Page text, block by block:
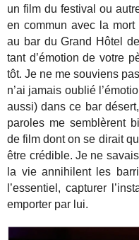
un film du festival ou
en commun avec la mort
au bar du Grand Hôtel
tant d’émotion de votre
tôt. Je ne me souviens
n’ai jamais oublié
aussi) dans ce bar
paroles me semblèrent
de film dont on se dirait
être crédible. Je ne
la vie annihilent les
l’essentiel, capturer
emporter par lui.